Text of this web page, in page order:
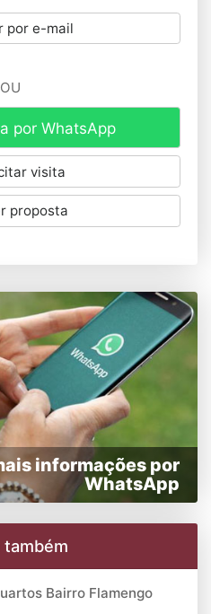
por e-mail
OU
por WhatsApp
visita
proposta
informações por
WhatsApp
também
Bairro Flamengo